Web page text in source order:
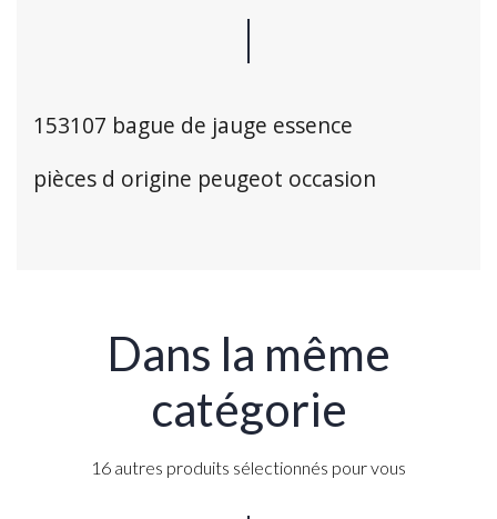
153107 bague de jauge essence
pièces d origine peugeot occasion
Dans la même
catégorie
16 autres produits sélectionnés pour vous